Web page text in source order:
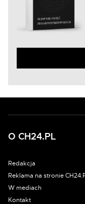
O CH24.PL
Redakcja
Reklama na stronie
W mediach
Kontakt